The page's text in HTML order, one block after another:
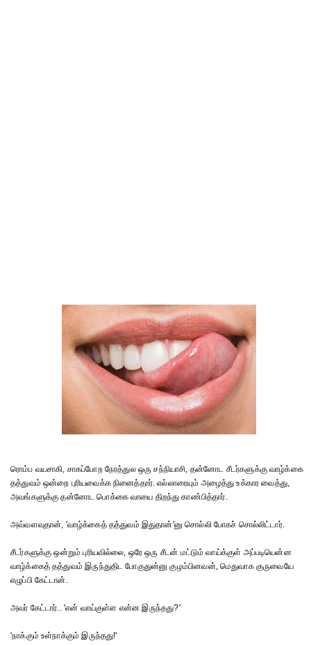
ரொம்ப வயசாகி, சாகப்போற நேரத்துல ஒரு சந்நியாசி, தன்னோட சீடர்களுக்கு வாழ்க்கை
தத்துவம் ஒன்றை புரியவைக்க நினைத்தார். எல்லாரையும் அழைத்து உக்கார வைத்து,
அவங்களுக்கு தன்னோட பொக்கை வாயை திறந்து காண்பித்தார்.
அவ்வளவுதான், 'வாழ்க்கைத் தத்துவம் இதுதான்'னு சொல்லி போகச் சொல்லிட்டார்.
சீடர்களுக்கு ஒன்றும் புரியவில்லை, ஒரே ஒரு சீடன் மட்டும் வாய்க்குள் அப்படியென்ன
வாழ்க்கைத் தத்துவம் இருந்துதிட போகுதுன்னு குழம்பினவன், மெதுவாக குருவையே
எழுப்பி கேட்டான்.
அவர் கேட்டார்.. 'என் வாய்குள்ள என்ன இருந்தது?'
'நாக்கும் உள்நாக்கும் இருந்தது!'